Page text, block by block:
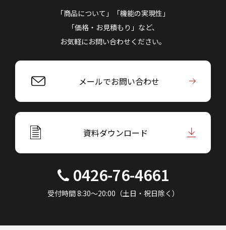
「商品について」「機能の実現性」
「価格・お見積もり」など、
お気軽にお問い合わせください。
メールでお問い合わせ
資料ダウンロード
0426-76-4661
受付時間 8:30～20:00（土日・祝日除く）